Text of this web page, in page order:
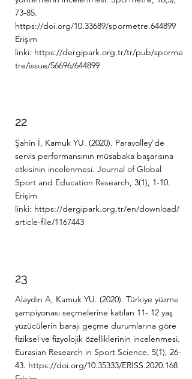
73-85.
https://doi.org/10.33689/spormetre.644899
Erişim
linki: https://dergipark.org.tr/tr/pub/sporme
tre/issue/56696/644899
22
Şahin İ, Kamuk YU. (2020). Paravolley’de
servis performansının müsabaka başarısına
etkisinin incelenmesi. Journal of Global
Sport and Education Research, 3(1), 1-10.
Erişim
linki: https://dergipark.org.tr/en/download/
article-file/1167443
23
Alaydin A, Kamuk YU. (2020). Türkiye yüzme
şampiyonası seçmelerine katılan 11- 12 yaş
yüzücülerin barajı geçme durumlarına göre
fiziksel ve fizyolojik özelliklerinin incelenmesi.
Eurasian Research in Sport Science, 5(1), 26-
43. https://doi.org/10.35333/ERISS.2020.168